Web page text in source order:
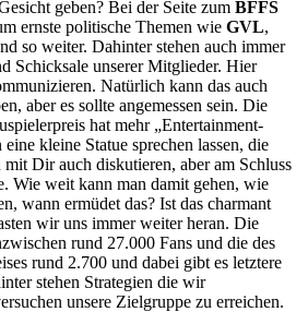
geben? Bei der Seite zum BFFS
ernste politische Themen wie GVL,
so weiter. Dahinter stehen auch immer
Schicksale unserer Mitglieder. Hier
Natürlich kann das auch
aber es sollte angemessen sein. Die
hat mehr „Entertainment-
kleine Statue sprechen lassen, die
Dir auch diskutieren, aber am Schluss
Wie weit kann man damit gehen, wie
wann ermüdet das? Ist das charmant
wir uns immer weiter heran. Die
rund 27.000 Fans und die des
rund 2.700 und dabei gibt es letztere
stehen Strategien die wir
unsere Zielgruppe zu erreichen.